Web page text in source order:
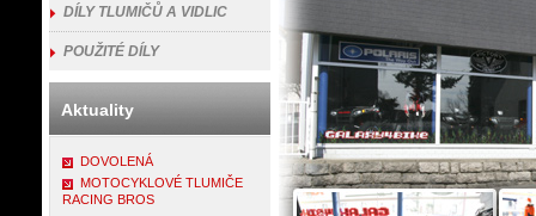
DÍLY TLUMIČŮ A VIDLIC
POUŽITÉ DÍLY
Aktuality
DOVOLENÁ
MOTOCYKLOVÉ TLUMIČE
RACING BROS